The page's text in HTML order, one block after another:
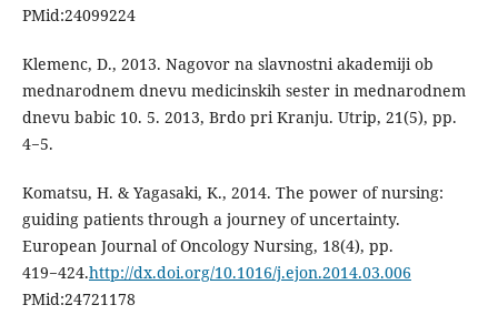
PMid:24099224
Klemenc, D., 2013. Nagovor na slavnostni akademiji ob
mednarodnem dnevu medicinskih sester in mednarodnem
dnevu babic 10. 5. 2013, Brdo pri Kranju. Utrip, 21(5), pp.
4−5.
Komatsu, H. & Yagasaki, K., 2014. The power of nursing:
guiding patients through a journey of uncertainty.
European Journal of Oncology Nursing, 18(4), pp.
419−424.http://dx.doi.org/10.1016/j.ejon.2014.03.006
PMid:24721178